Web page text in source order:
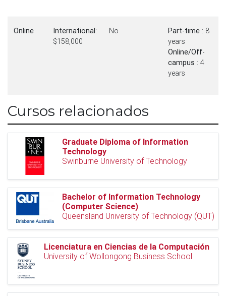
Online International:
$158,000
No Part-time : 8
years
Online/Off-
campus : 4
years
Cursos relacionados
Graduate Diploma of Information
Technology
Swinburne University of Technology
Bachelor of Information Technology
(Computer Science)
Queensland University of Technology (QUT)
Licenciatura en Ciencias de la Computación
University of Wollongong Business School